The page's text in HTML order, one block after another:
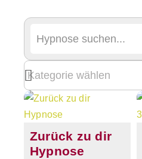
Zurück zu dir
Hypnose